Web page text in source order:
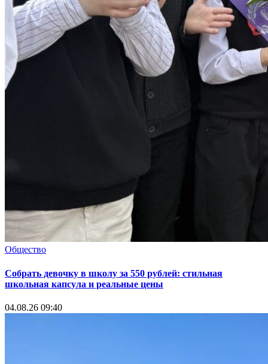
Общество
Собрать девочку в школу за 550 рублей: стильная
школьная капсула и реальные цены
04.08.26 09:40